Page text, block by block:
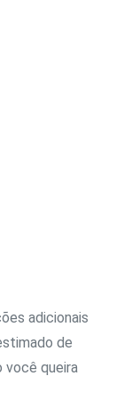
adicionais
de
você queira